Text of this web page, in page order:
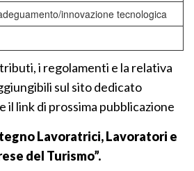
innovazione tecnologica
i regolamenti e la relativa
sul sito dedicato
il link di prossima pubblicazione
Lavoratrici, Lavoratori e
del Turismo”.